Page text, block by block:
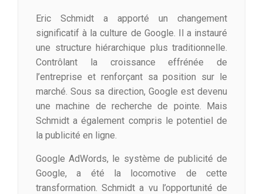
Eric Schmidt a apporté un changement
significatif à la culture de Google. Il a instauré
une structure hiérarchique plus traditionnelle.
Contrôlant la croissance effrénée de
l’entreprise et renforçant sa position sur le
marché. Sous sa direction, Google est devenu
une machine de recherche de pointe. Mais
Schmidt a également compris le potentiel de
la publicité en ligne.
Google AdWords, le système de publicité de
Google, a été la locomotive de cette
transformation. Schmidt a vu l’opportunité de